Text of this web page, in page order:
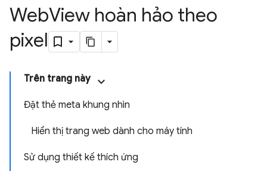
WebView hoàn hảo theo
pixel
Trên trang này
Đặt thẻ meta khung nhìn
Hiển thị trang web dành cho máy tính
Sử dụng thiết kế thích ứng